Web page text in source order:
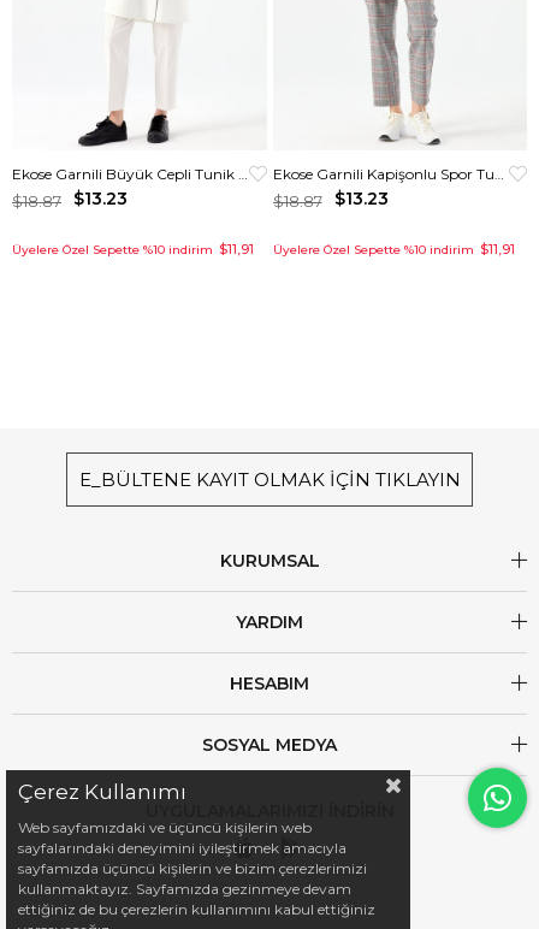
$13.23
$18.87
Üyelere Özel Sepette %10 indirim $11,91
$13.23
$18.87
Üyelere Özel Sepette %10 indirim $11,91
E_BÜLTENE KAYIT OLMAK İÇİN TIKLAYIN
KURUMSAL
YARDIM
HESABIM
SOSYAL MEDYA
Çerez Kullanımı
Web sayfamızdaki ve üçüncü kişilerin web
sayfalarındaki deneyimini iyileştirmek amacıyla
sayfamızda üçüncü kişilerin ve bizim çerezlerimizi
kullanmaktayız. Sayfamızda gezinmeye devam
ettiğiniz de bu çerezlerin kullanımını kabul ettiğiniz